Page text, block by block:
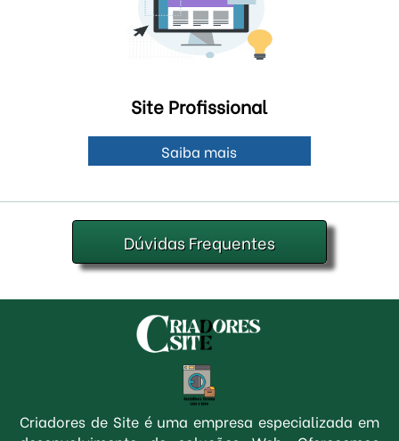
Site Profissional
Saiba mais
Dúvidas Frequentes
Criadores de Site é uma empresa especializada em